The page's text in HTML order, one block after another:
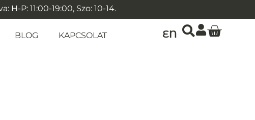
P: 11:00-19:00, Szo: 10-14.
BLOG KAPCSOLAT EN